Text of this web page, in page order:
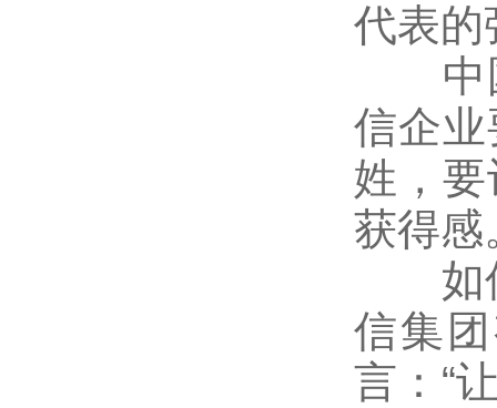
代表的
中国
信企
姓，
获得感
如何
信集
言：“